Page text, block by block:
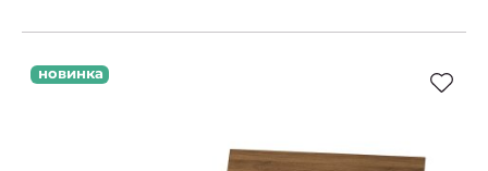
новинка